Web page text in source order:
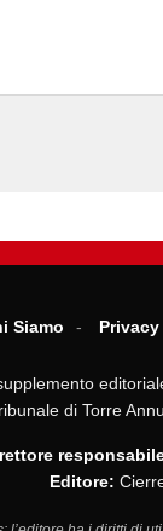
Siamo
di Torre
Editore: